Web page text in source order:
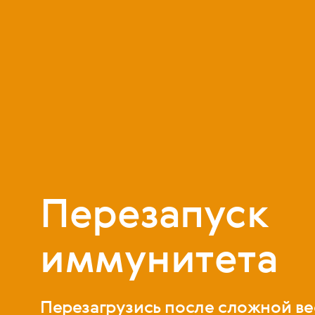
Перезапуск
иммунитета
Перезагрузись после сложной